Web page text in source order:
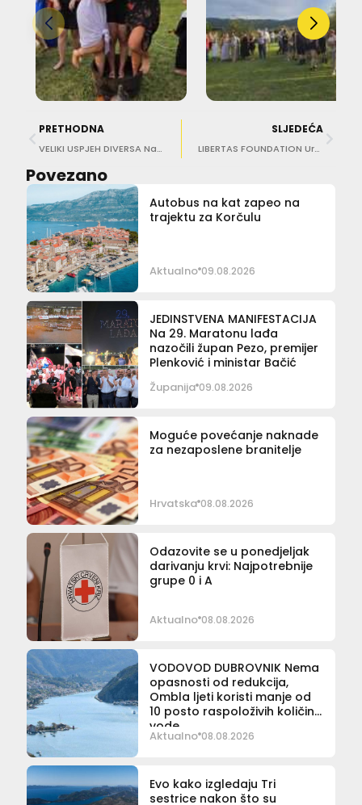
PRETHODNA
VELIKI USPJEH DIVERSA Na Burger festivalu osvojili četvrto mjesto!
SLJEDEĆA
LIBERTAS FOUNDATION Uručeno 15 stipendija učenicima s područja Županije
Povezano
Autobus na kat zapeo na
trajektu za Korčulu
Aktualno 09.08.2026
JEDINSTVENA MANIFESTACIJA
Na 29. Maratonu lađa
nazočili župan Pezo, premijer
Plenković i ministar Bačić
Županija 09.08.2026
Moguće povećanje naknade
za nezaposlene branitelje
Hrvatska 08.08.2026
Odazovite se u ponedjeljak
darivanju krvi: Najpotrebnije
grupe 0 i A
Aktualno 08.08.2026
VODOVOD DUBROVNIK Nema
opasnosti od redukcija,
Ombla ljeti koristi manje od
10 posto raspoloživih količina
vode
Aktualno 08.08.2026
Evo kako izgledaju Tri
sestrice nakon što su